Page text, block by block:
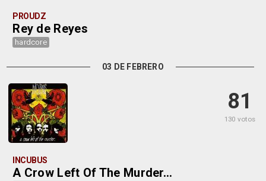
PROUDZ
Rey de Reyes
hardcore
03 DE FEBRERO
81
130 votos
INCUBUS
A Crow Left Of The Murder...